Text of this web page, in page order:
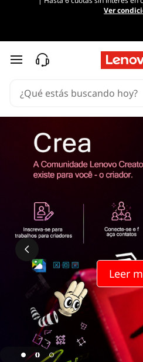
Ver
Ir al contenido principal
Leer